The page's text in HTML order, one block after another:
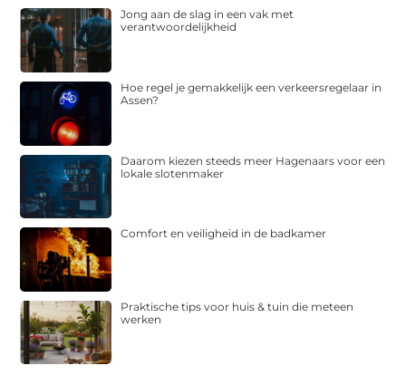
Jong aan de slag in een vak met
verantwoordelijkheid
Hoe regel je gemakkelijk een verkeersregelaar in
Assen?
Daarom kiezen steeds meer Hagenaars voor een
lokale slotenmaker
Comfort en veiligheid in de badkamer
Praktische tips voor huis & tuin die meteen
werken